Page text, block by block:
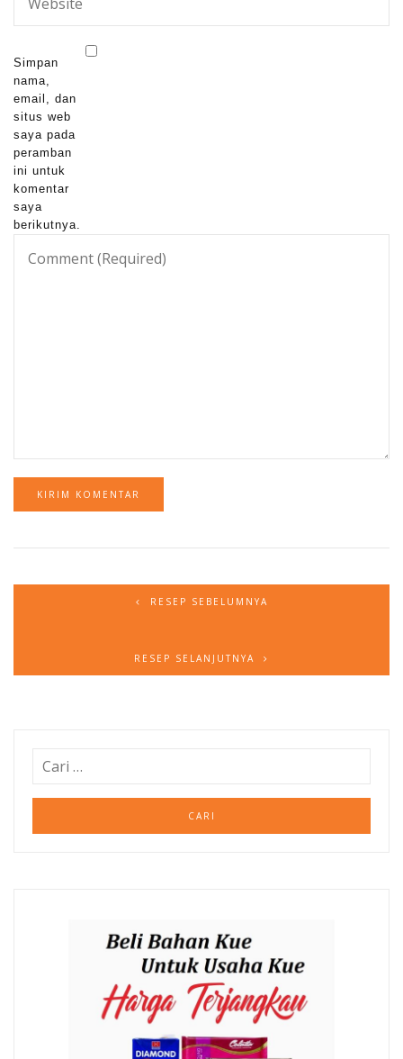
Simpan
nama,
email, dan
situs web
saya pada
peramban
ini untuk
komentar
saya
berikutnya.
RESEP SEBELUMNYA
RESEP SELANJUTNYA